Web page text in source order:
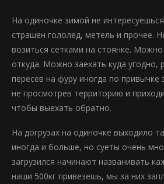
На одиночке зимой не
страшен гололед, метель и прочее.
возиться сетками на стоянке.
откуда. Можно заехать куда угодно,
пересев на фуру иногда по
не просмотрев территорию и
чтобы выехать обратно.
На догрузах на одиночке выходило
иногда и больше, но суеты очень
загрузился начинают названивать
наши 500кг привезешь, мы за них